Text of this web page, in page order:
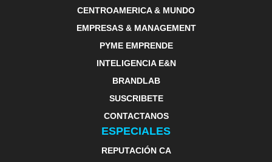
CENTROAMERICA & MUNDO
EMPRESAS & MANAGEMENT
PYME EMPRENDE
INTELIGENCIA E&N
BRANDLAB
SUSCRIBETE
CONTACTANOS
ESPECIALES
REPUTACIÓN CA